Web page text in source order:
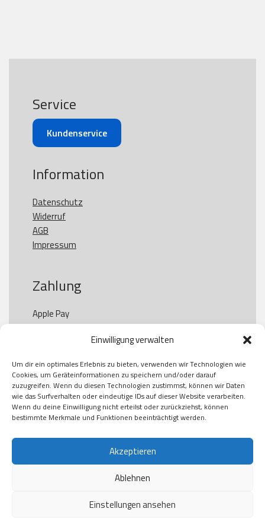
Einwilligung verwalten
Um dir ein optimales Erlebnis zu bieten, verwenden wir Technologien wie
Cookies, um Geräteinformationen zu speichern und/oder darauf
zuzugreifen. Wenn du diesen Technologien zustimmst, können wir Daten
wie das Surfverhalten oder eindeutige IDs auf dieser Website verarbeiten.
Wenn du deine Einwilligung nicht erteilst oder zurückziehst, können
bestimmte Merkmale und Funktionen beeinträchtigt werden.
Akzeptieren
Ablehnen
Einstellungen ansehen
Service
Kundenservice
Information
Datenschutz
Widerruf
AGB
Impressum
Zahlung
Apple Pay
Paypal
Kauf auf Rechung
Klarna
American Express